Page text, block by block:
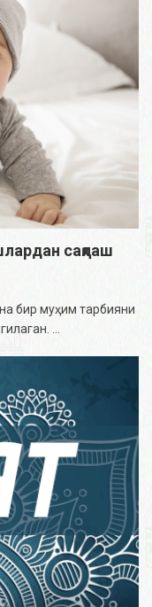
сақлаш
бир муҳим тарбияни
...